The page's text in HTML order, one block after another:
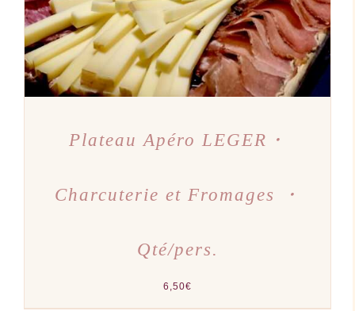
Plateau Apéro LEGER・
Charcuterie et Fromages ・
Qté/pers.
6,50€